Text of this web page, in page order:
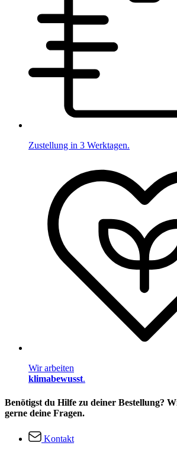
Zustellung in 3 Werktagen.
Wir arbeiten
klimabewusst.
Benötigst du Hilfe zu deiner Bestellung?
gerne deine Fragen.
Kontakt